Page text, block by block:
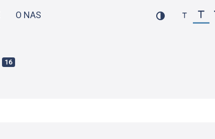
O NAS
16